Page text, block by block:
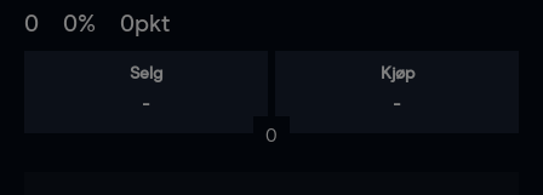
0 0% 0pkt
Selg
-
Kjøp
-
0